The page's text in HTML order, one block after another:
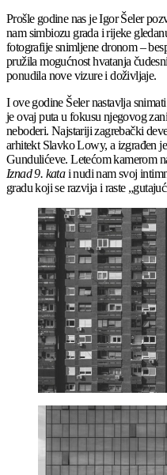
Prošle godine nas je Igor Šeler
nam simbiozu grada i rijeke
fotografije snimljene dronom –
pružila mogućnost hvatanja
ponudila nove vizure i doživljaje.
I ove godine Šeler nastavlja
je ovaj puta u fokusu njegovog
neboderi. Najstariji zagrebački
arhitekt Slavko Lowy, a izgrađen
Gundulićeve. Letećom kamerom
Iznad 9. katai nudi nam svoj
gradu koji se razvija i raste